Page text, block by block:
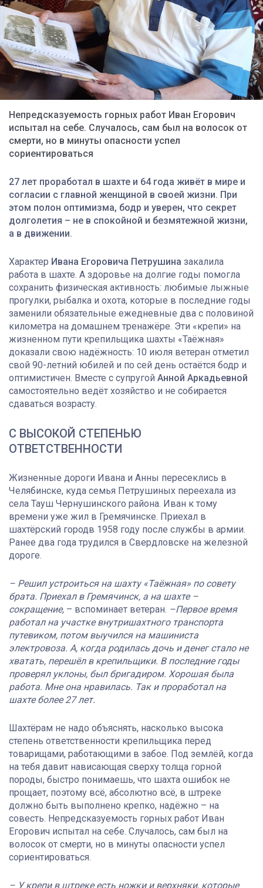
Непредсказуемость горных работ Иван Егорович
испытал на себе. Случалось, сам был на волосок от
смерти, но в минуты опасности успел
сориентироваться
27 лет проработал в шахте и 64 года живёт в мире и
согласии с главной женщиной в своей жизни. При
этом полон оптимизма, бодр и уверен, что секрет
долголетия – не в спокойной и безмятежной жизни,
а в движении.
Характер Ивана Егоровича Петрушина закалила
работа в шахте. А здоровье на долгие годы помогла
сохранить физическая активность: любимые лыжные
прогулки, рыбалка и охота, которые в последние годы
заменили обязательные ежедневные два с половиной
километра на домашнем тренажёре. Эти «крепи» на
жизненном пути крепильщика шахты «Таёжная»
доказали свою надёжность: 10 июля ветеран отметил
свой 90-летний юбилей и по сей день остаётся бодр и
оптимистичен. Вместе с супругой Анной Аркадьевной
самостоятельно ведёт хозяйство и не собирается
сдаваться возрасту.
С ВЫСОКОЙ СТЕПЕНЬЮ
ОТВЕТСТВЕННОСТИ
Жизненные дороги Ивана и Анны пересеклись в
Челябинске, куда семья Петрушиных переехала из
села Тауш Чернушинского района. Иван к тому
времени уже жил в Гремячинске. Приехал в
шахтёрский городв 1958 году после службы в армии.
Ранее два года трудился в Свердловске на железной
дороге.
– Решил устроиться на шахту «Таёжная» по совету
брата. Приехал в Гремячинск, а на шахте –
сокращение, – вспоминает ветеран. –Первое время
работал на участке внутришахтного транспорта
путевиком, потом выучился на машиниста
электровоза. А, когда родилась дочь и денег стало не
хватать, перешёл в крепильщики. В последние годы
проверял уклоны, был бригадиром. Хорошая была
работа. Мне она нравилась. Так и проработал на
шахте более 27 лет.
Шахтёрам не надо объяснять, насколько высока
степень ответственности крепильщика перед
товарищами, работающими в забое. Под землёй, когда
на тебя давит нависающая сверху толща горной
породы, быстро понимаешь, что шахта ошибок не
прощает, поэтому всё, абсолютно всё, в штреке
должно быть выполнено крепко, надёжно – на
совесть. Непредсказуемость горных работ Иван
Егорович испытал на себе. Случалось, сам был на
волосок от смерти, но в минуты опасности успел
сориентироваться.
– У крепи в штреке есть ножки и верхняки, которые